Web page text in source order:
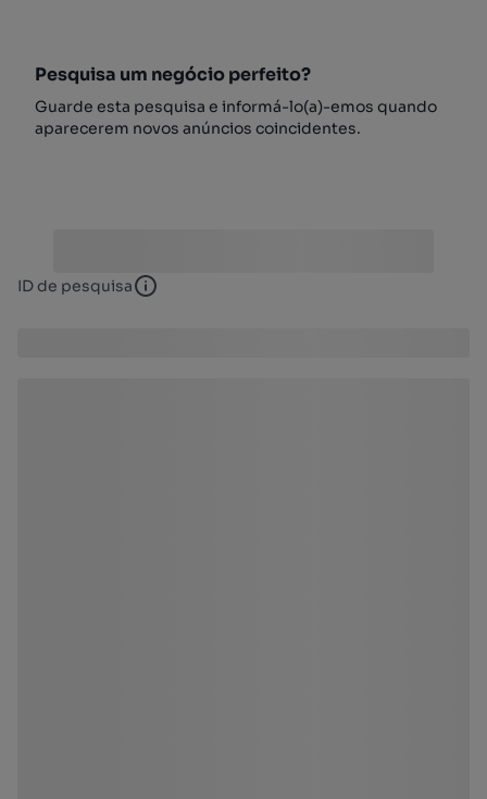
Pesquisa um negócio perfeito?
Guarde esta pesquisa e informá-lo(a)-emos quando
aparecerem novos anúncios coincidentes.
ID de pesquisa ID de pesquisa